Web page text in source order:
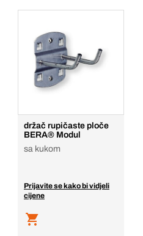
držač rupičaste ploče
BERA® Modul
sa kukom
Prijavite se kako bi vidjeli
cijene